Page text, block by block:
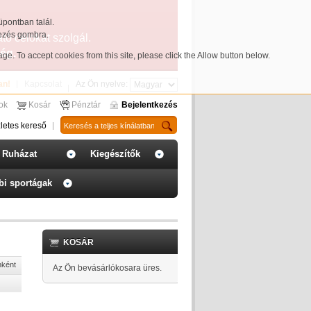
talál.
gombra.
. To accept cookies from this site, please click the Allow button below.
célokat szolgál.
Az Ön nyelve:
Kosár Pénztár Bejelentkezés
kereső
Ruházat Kiegészítők
sportágak
KOSÁR
Az Ön bevásárlókosara üres.